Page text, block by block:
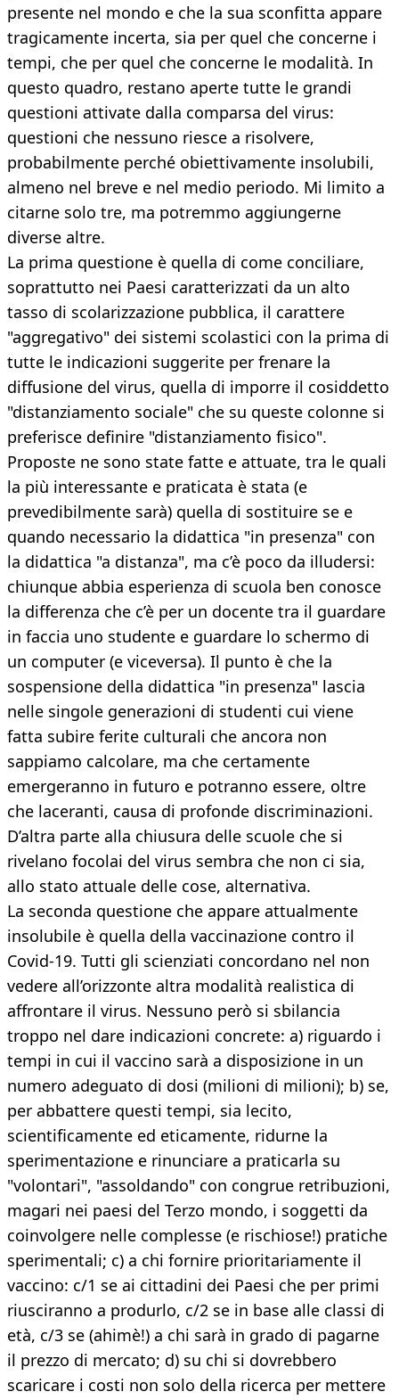
presente nel mondo e che la sua sconfitta appare
tragicamente incerta, sia per quel che concerne i
tempi, che per quel che concerne le modalità. In
questo quadro, restano aperte tutte le grandi
questioni attivate dalla comparsa del virus:
questioni che nessuno riesce a risolvere,
probabilmente perché obiettivamente insolubili,
almeno nel breve e nel medio periodo. Mi limito a
citarne solo tre, ma potremmo aggiungerne
diverse altre.
La prima questione è quella di come conciliare,
soprattutto nei Paesi caratterizzati da un alto
tasso di scolarizzazione pubblica, il carattere
"aggregativo" dei sistemi scolastici con la prima di
tutte le indicazioni suggerite per frenare la
diffusione del virus, quella di imporre il cosiddetto
"distanziamento sociale" che su queste colonne si
preferisce definire "distanziamento fisico".
Proposte ne sono state fatte e attuate, tra le quali
la più interessante e praticata è stata (e
prevedibilmente sarà) quella di sostituire se e
quando necessario la didattica "in presenza" con
la didattica "a distanza", ma c’è poco da illudersi:
chiunque abbia esperienza di scuola ben conosce
la differenza che c’è per un docente tra il guardare
in faccia uno studente e guardare lo schermo di
un computer (e viceversa). Il punto è che la
sospensione della didattica "in presenza" lascia
nelle singole generazioni di studenti cui viene
fatta subire ferite culturali che ancora non
sappiamo calcolare, ma che certamente
emergeranno in futuro e potranno essere, oltre
che laceranti, causa di profonde discriminazioni.
D’altra parte alla chiusura delle scuole che si
rivelano focolai del virus sembra che non ci sia,
allo stato attuale delle cose, alternativa.
La seconda questione che appare attualmente
insolubile è quella della vaccinazione contro il
Covid-19. Tutti gli scienziati concordano nel non
vedere all’orizzonte altra modalità realistica di
affrontare il virus. Nessuno però si sbilancia
troppo nel dare indicazioni concrete: a) riguardo i
tempi in cui il vaccino sarà a disposizione in un
numero adeguato di dosi (milioni di milioni); b) se,
per abbattere questi tempi, sia lecito,
scientificamente ed eticamente, ridurne la
sperimentazione e rinunciare a praticarla su
"volontari", "assoldando" con congrue retribuzioni,
magari nei paesi del Terzo mondo, i soggetti da
coinvolgere nelle complesse (e rischiose!) pratiche
sperimentali; c) a chi fornire prioritariamente il
vaccino: c/1 se ai cittadini dei Paesi che per primi
riusciranno a produrlo, c/2 se in base alle classi di
età, c/3 se (ahimè!) a chi sarà in grado di pagarne
il prezzo di mercato; d) su chi si dovrebbero
scaricare i costi non solo della ricerca per mettere